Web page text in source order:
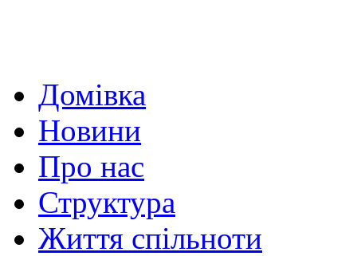
Домівка
Новини
Про нас
Структура
Життя спільноти